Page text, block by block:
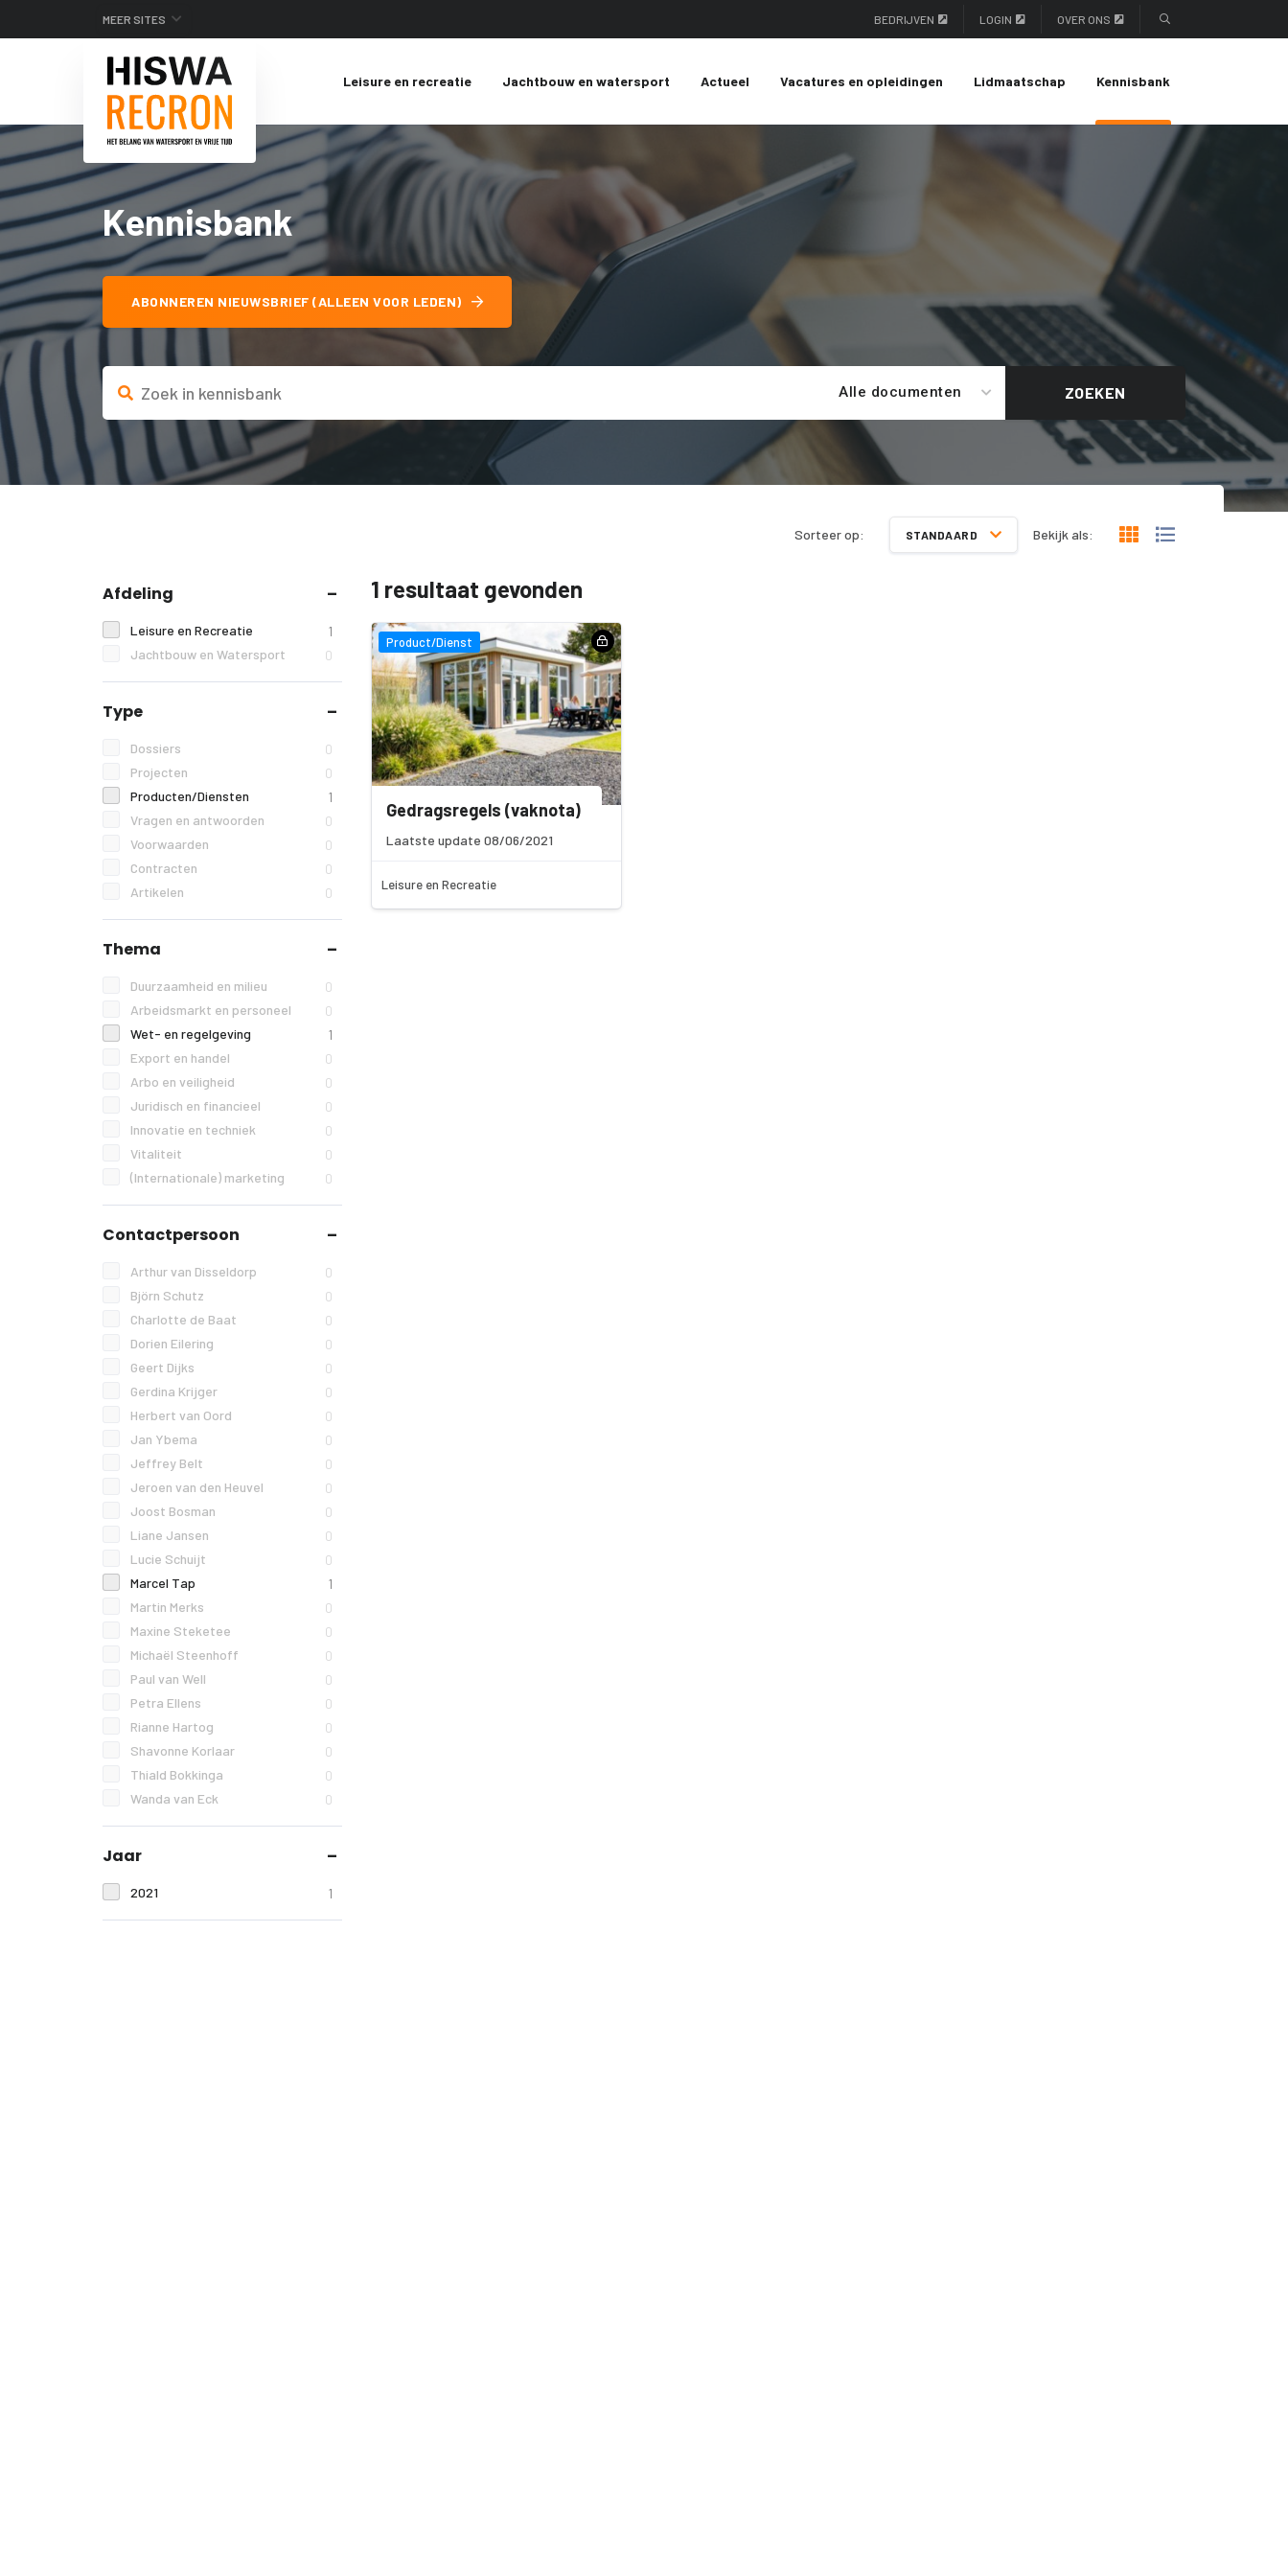
MEER SITES BEDRIJVEN LOGIN OVER ONS
Leisure en recreatie Jachtbouw en watersport Actueel Vacatures en opleidingen Lidmaatschap Kennisbank
Kennisbank
ABONNEREN NIEUWSBRIEF (ALLEEN VOOR LEDEN)
Alle documenten ZOEKEN
Sorteer op: STANDAARD Bekijk als:
Afdeling
Leisure en Recreatie 1
Jachtbouw en Watersport 0
Type
Dossiers 0
Projecten 0
Producten/Diensten 1
Vragen en antwoorden 0
Voorwaarden 0
Contracten 0
Artikelen 0
Thema
Duurzaamheid en milieu 0
Arbeidsmarkt en personeel 0
Wet- en regelgeving 1
Export en handel 0
Arbo en veiligheid 0
Juridisch en financieel 0
Innovatie en techniek 0
Vitaliteit 0
(Internationale) marketing 0
Contactpersoon
Arthur van Disseldorp 0
Björn Schutz 0
Charlotte de Baat 0
Dorien Eilering 0
Geert Dijks 0
Gerdina Krijger 0
Herbert van Oord 0
Jan Ybema 0
Jeffrey Belt 0
Jeroen van den Heuvel 0
Joost Bosman 0
Liane Jansen 0
Lucie Schuijt 0
Marcel Tap 1
Martin Merks 0
Maxine Steketee 0
Michaël Steenhoff 0
Paul van Well 0
Petra Ellens 0
Rianne Hartog 0
Shavonne Korlaar 0
Thiald Bokkinga 0
Wanda van Eck 0
Jaar
2021 1
1 resultaat gevonden
Product/Dienst
Gedragsregels (vaknota)
Laatste update 08/06/2021
Leisure en Recreatie